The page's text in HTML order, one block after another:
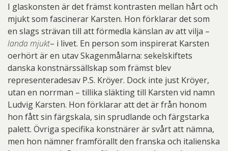
I glaskonsten är det främst kontrasten mellan hårt och
mjukt som fascinerar Karsten. Hon förklarar det som
en slags strävan till att förmedla känslan av att vilja –
landa mjukt– i livet. En person som inspirerat Karsten
oerhört är en utav Skagenmålarna: sekelskiftets
danska konstnärssällskap som främst blev
representeradesav P.S. Kröyer. Dock inte just Kröyer,
utan en norrman – tillika släkting till Karsten vid namn
Ludvig Karsten. Hon förklarar att det är från honom
hon fått sin färgskala, sin sprudlande och färgstarka
palett. Övriga specifika konstnärer är svårt att nämna,
men hon nämner framförallt den franska och italienska